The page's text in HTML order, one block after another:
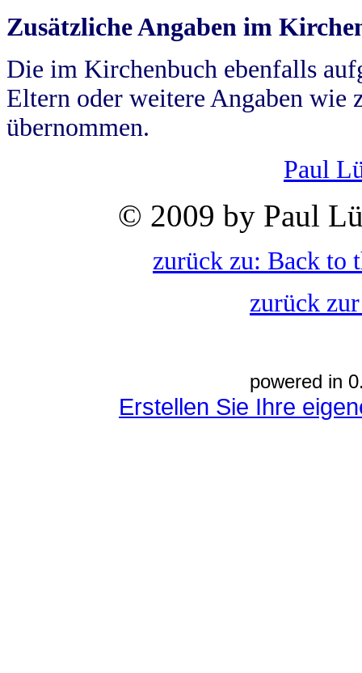
Zusätzliche Angaben im
Die im Kirchenbuch ebenfalls
Eltern oder weitere Angaben wie
übernommen.
Paul
© 2009 by Paul
zurück zu: Back to
zurück
powered in
Erstellen Sie Ihre